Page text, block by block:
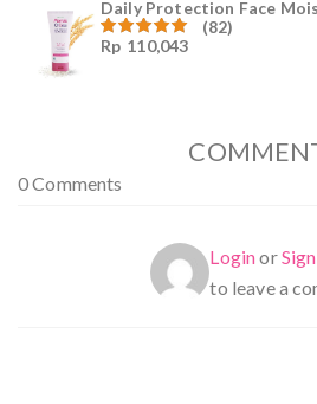
Daily Protection Face
Dinilai
(82)
Rp 110,043
0 Comments
Loginor
to leave a